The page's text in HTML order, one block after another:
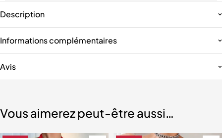
Description
Informations complémentaires
Avis
Vous aimerez peut-être aussi…